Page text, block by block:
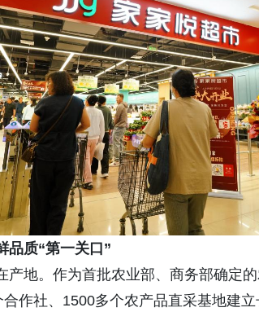
品质“第一关口”
产地。作为首批农业部、商务部确定
作社、1500多个农产品直采基地建